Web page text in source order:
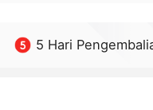
5 Hari